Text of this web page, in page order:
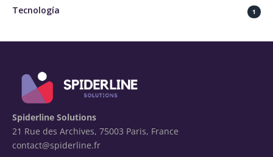
Tecnología 1
Spiderline Solutions
21 Rue des Archives, 75003 Paris, France
contact@spiderline.fr